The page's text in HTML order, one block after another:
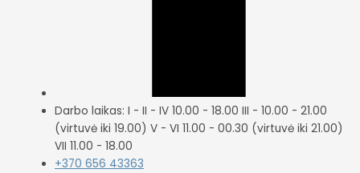
Darbo laikas: I - II - IV 10.00 - 18.00 III - 10.00 - 21.00
(virtuvė iki 19.00) V - VI 11.00 - 00.30 (virtuvė iki 21.00)
VII 11.00 - 18.00
+370 656 43363